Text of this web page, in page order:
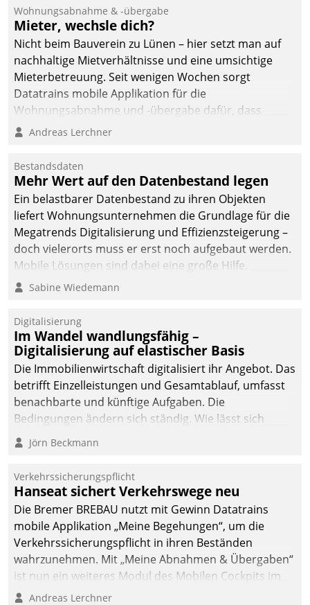
und Beschwerde-Management einen eigenen Kanal
ein.
Wohnungsabnahme & -übergabe
Mieter, wechsle dich?
Nicht beim Bauverein zu Lünen – hier setzt man auf
nachhaltige Mietverhältnisse und eine umsichtige
Mieterbetreuung. Seit wenigen Wochen sorgt
Datatrains mobile Applikation für die
Wohnungsabnahme und -übergabe dafür, dass
Mieter wohlgeordnet kommen und, so es sein muss,
Andreas Lerchner
Bestandsdaten
Mehr Wert auf den Datenbestand legen
Ein belastbarer Datenbestand zu ihren Objekten
liefert Wohnungsunternehmen die Grundlage für die
Megatrends Digitalisierung und Effizienzsteigerung –
doch vielerorts muss er erst noch aufgebaut werden.
Mobile Lösungen sind dabei eine große Hilfe.
Sabine Wiedemann
Digitalisierung
Im Wandel wandlungsfähig –
Digitalisierung auf elastischer Basis
Die Immobilienwirtschaft digitalisiert ihr Angebot. Das
betrifft Einzelleistungen und Gesamtablauf, umfasst
benachbarte und künftige Aufgaben. Die
Bedingungen ändern sich ständig. Wie lässt sich
technisch die Kontrolle wahren und zugleich Freiraum
fürs Wachsen öffnen?
Jörn Beckmann
Verkehrssicherungspflicht
Hanseat sichert Verkehrswege neu
Die Bremer BREBAU nutzt mit Gewinn Datatrains
mobile Applikation „Meine Begehungen“, um die
Verkehrssicherungspflicht in ihren Beständen
wahrzunehmen. Mit „Meine Abnahmen & Übergaben“
ist nun ein weiteres Modul des Mobilen Cockpits im
Einsatz.
Andreas Lerchner